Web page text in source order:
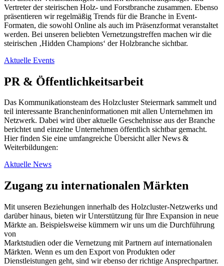
Vertreter der steirischen Holz- und Forstbranche zusammen. Ebenso
präsentieren wir regelmäßig Trends für die Branche in Event-
Formaten, die sowohl Online als auch im Präsenzformat veranstaltet
werden. Bei unseren beliebten Vernetzungstreffen machen wir die
steirischen ‚Hidden Champions‘ der Holzbranche sichtbar.
Aktuelle Events
PR & Öffentlichkeitsarbeit
Das Kommunikationsteam des Holzcluster Steiermark sammelt und
teil interessante Brancheninformationen mit allen Unternehmen im
Netzwerk. Dabei wird über aktuelle Geschehnisse aus der Branche
berichtet und einzelne Unternehmen öffentlich sichtbar gemacht.
Hier finden Sie eine umfangreiche Übersicht aller News &
Weiterbildungen:
Aktuelle News
Zugang zu internationalen Märkten
Mit unseren Beziehungen innerhalb des Holzcluster-Netzwerks und
darüber hinaus, bieten wir Unterstützung für Ihre Expansion in neue
Märkte an. Beispielsweise kümmern wir uns um die Durchführung
von
Marktstudien oder die Vernetzung mit Partnern auf internationalen
Märkten. Wenn es um den Export von Produkten oder
Dienstleistungen geht, sind wir ebenso der richtige Ansprechpartner.